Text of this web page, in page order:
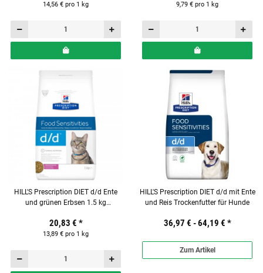
14,56 € pro 1 kg 9,79 € pro 1 kg
HILL'S Prescription DIET d/d Ente
und grünen Erbsen 1.5 kg
20,83 € *
13,89 € pro 1 kg
HILL'S Prescription DIET d/d mit Ente
und Reis Trockenfutter für Hunde
36,97 € -64,19 € *
Zum Artikel